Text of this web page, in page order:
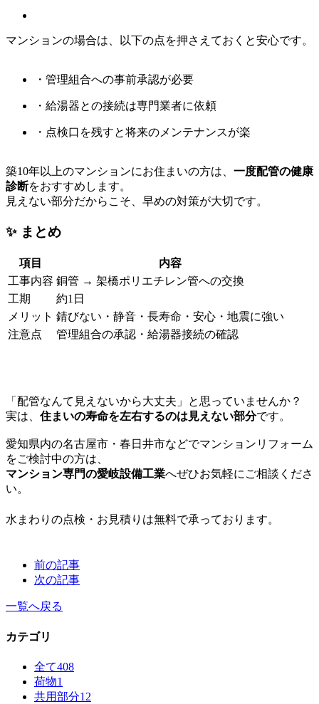
マンションの場合は、以下の点を押さえておくと安心です。
・管理組合への事前承認が必要
・給湯器との接続は専門業者に依頼
・点検口を残すと将来のメンテナンスが楽
築10年以上のマンションにお住まいの方は、 一度配管の健康
診断をおすすめします。
見えない部分だからこそ、早めの対策が大切です。
✨ まとめ
項目
内容
工事内容 銅管 → 架橋ポリエチレン管への交換
工期
約1日
メリット 錆びない・静音・長寿命・安心・地震に強い
注意点
管理組合の承認・給湯器接続の確認
「配管なんて見えないから大丈夫」と思っていませんか？
実は、 住まいの寿命を左右するのは見えない部分です。
愛知県内の名古屋市・春日井市などでマンションリフォーム
をご検討中の方は、
マンション専門の愛岐設備工業へぜひお気軽にご相談くださ
い。
水まわりの点検・お見積りは無料で承っております。
前の記事
次の記事
一覧へ戻る
カテゴリ
全て408
荷物1
共用部分12